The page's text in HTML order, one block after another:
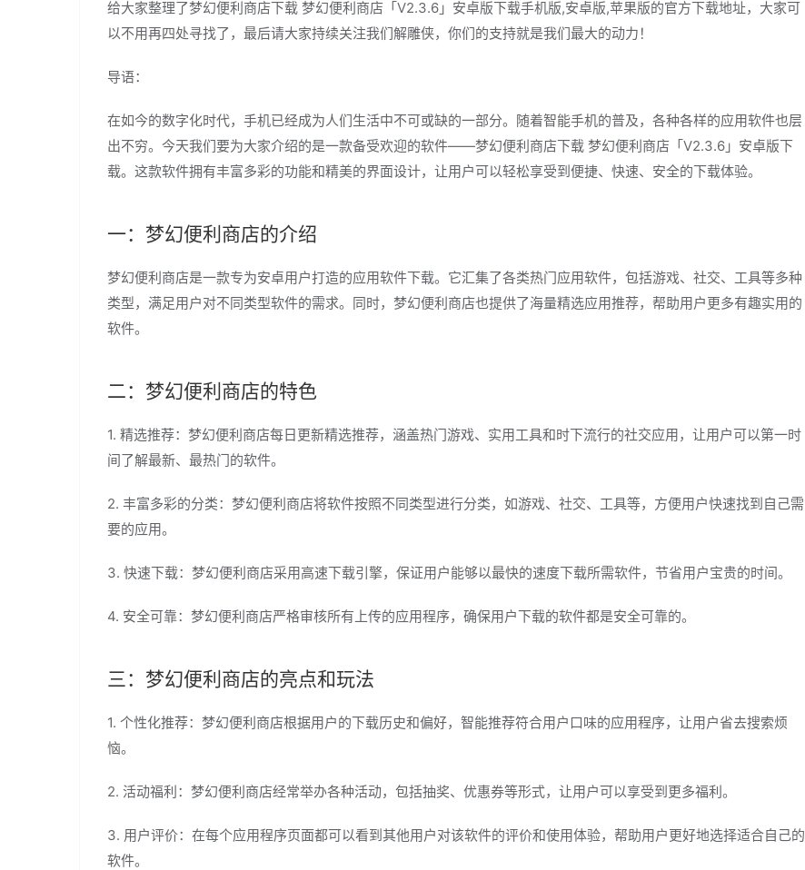
给大家整理了梦幻便利商店下载 梦幻便利商店「V2.3.6」安卓版下载手机版,安卓版,苹果版的官方下载地址，大家可
以不用再四处寻找了，最后请大家持续关注我们解雕侠，你们的支持就是我们最大的动力！
导语：
在如今的数字化时代，手机已经成为人们生活中不可或缺的一部分。随着智能手机的普及，各种各样的应用软件也层
出不穷。今天我们要为大家介绍的是一款备受欢迎的软件——梦幻便利商店下载 梦幻便利商店「V2.3.6」安卓版下
载。这款软件拥有丰富多彩的功能和精美的界面设计，让用户可以轻松享受到便捷、快速、安全的下载体验。
一：梦幻便利商店的介绍
梦幻便利商店是一款专为安卓用户打造的应用软件下载。它汇集了各类热门应用软件，包括游戏、社交、工具等多种
类型，满足用户对不同类型软件的需求。同时，梦幻便利商店也提供了海量精选应用推荐，帮助用户更多有趣实用的
软件。
二：梦幻便利商店的特色
1. 精选推荐：梦幻便利商店每日更新精选推荐，涵盖热门游戏、实用工具和时下流行的社交应用，让用户可以第一时
间了解最新、最热门的软件。
2. 丰富多彩的分类：梦幻便利商店将软件按照不同类型进行分类，如游戏、社交、工具等，方便用户快速找到自己需
要的应用。
3. 快速下载：梦幻便利商店采用高速下载引擎，保证用户能够以最快的速度下载所需软件，节省用户宝贵的时间。
4. 安全可靠：梦幻便利商店严格审核所有上传的应用程序，确保用户下载的软件都是安全可靠的。
三：梦幻便利商店的亮点和玩法
1. 个性化推荐：梦幻便利商店根据用户的下载历史和偏好，智能推荐符合用户口味的应用程序，让用户省去搜索烦
恼。
2. 活动福利：梦幻便利商店经常举办各种活动，包括抽奖、优惠券等形式，让用户可以享受到更多福利。
3. 用户评价：在每个应用程序页面都可以看到其他用户对该软件的评价和使用体验，帮助用户更好地选择适合自己的
软件。